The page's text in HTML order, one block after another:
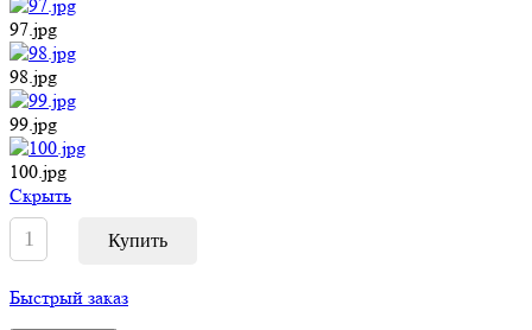
97.jpg
98.jpg
99.jpg
100.jpg
Cкрыть
Быстрый заказ